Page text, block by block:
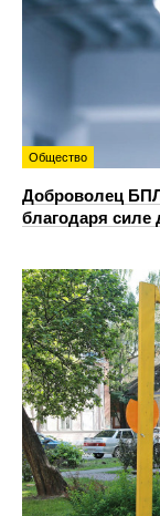
Общество
Доброволец
благодаря силе